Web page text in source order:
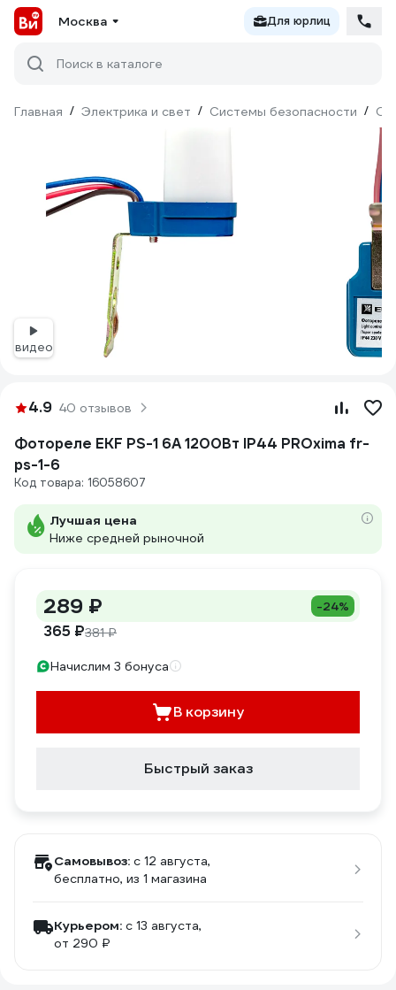
Москва Для юрлиц
Поиск в каталоге
Главная / Электрика и свет / Системы безопасности /
видео
4.9 40 отзывов
Фотореле EKF PS-1 6А 1200Вт IP44 PROxima fr-
ps-1-6
Код товара: 16058607
Лучшая цена
Ниже средней рыночной
289 ₽ -24%
365 ₽381 ₽
Начислим 3 бонуса
В корзину
Быстрый заказ
Самовывоз: c 12 августа,
бесплатно, из 1 магазина
Курьером: c 13 августа,
от 290 ₽